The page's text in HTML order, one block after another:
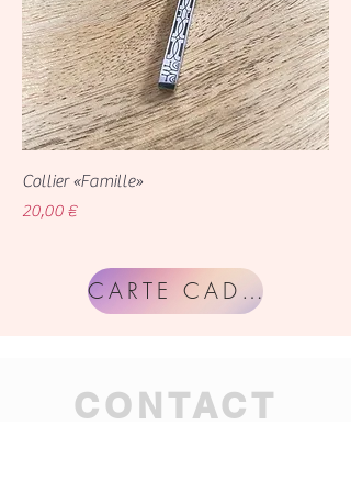
Collier «Famille»
Prix
20,00 €
CARTE CADEAU
CONTACT